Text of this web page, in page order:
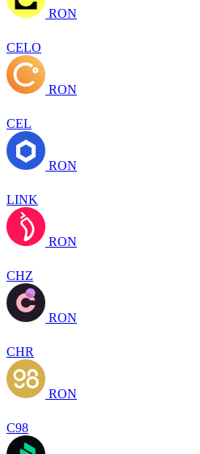
RON
CELO
RON
CEL
RON
LINK
RON
CHZ
RON
CHR
RON
C98